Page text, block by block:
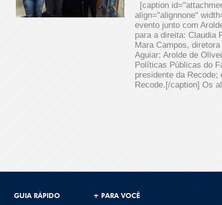
[caption
align="alignnone"
evento junto com
para a direita: Claudia
Mara Campos,
Aguiar; Arolde de
Políticas Públicas do
presidente da
Recode.[/caption] Os
GUIA RÁPIDO + PARA VOCÊ